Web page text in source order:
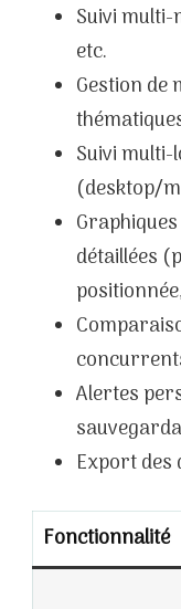
Suivi multi-
etc.
Gestion de
Suivi
(desktop/
détaillées
Alertes
Export des
Fonctionnalité